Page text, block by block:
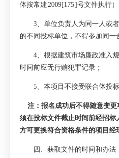
体按常建 2009[175]号文件执行）
3 、单位负责人为同一人或
的不同投标单位，不得参加同一
4 、根据建筑市场廉政准入
时间前应无行贿犯罪记录；
5 、本项目不接受联合体投标
注：报名成功后不得随意变更
须在投标文件截止时间前经招标
方可更换符合资格条件的项目经理
四、获取文件的时间和办法